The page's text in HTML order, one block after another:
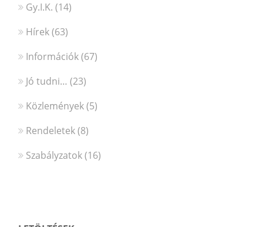
Gy.I.K. (14)
Hírek(63)
Információk(67)
Jó tudni… (23)
Közlemények(5)
Rendeletek(8)
Szabályzatok(16)